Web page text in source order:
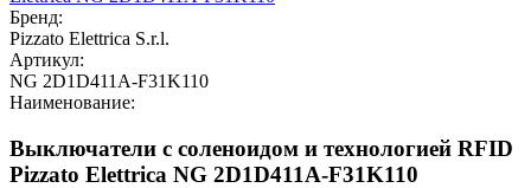
Бренд:
Pizzato Elettrica S.r.l.
Артикул:
NG 2D1D411A-F31K110
Наименование:
Выключатели с соленоидом и технологией RFID
Pizzato Elettrica NG 2D1D411A-F31K110